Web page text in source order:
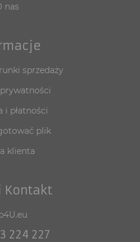
nas
sprzedaży
i płatności
plik
klienta
Kontakt
224 227